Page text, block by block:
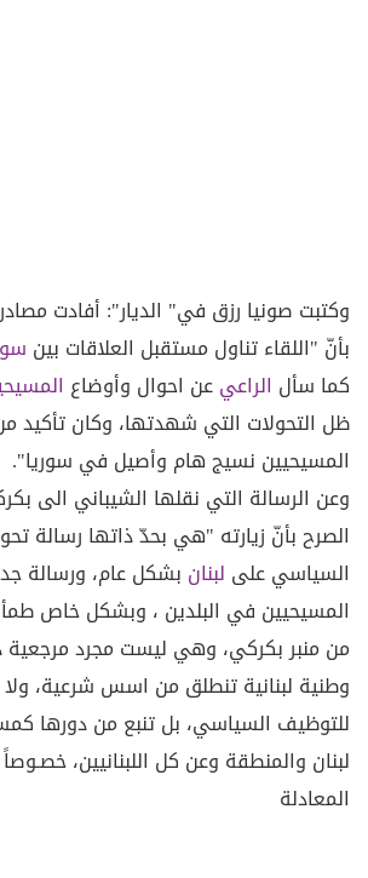
وكتبت صونيا رزق في" الديار": أفادت
بأنّ "اللقاء تناول مستقبل العلاقات بين
كما سأل الراعيعن احوال وأوضاع
ظل التحولات التي شهدتها، وكان تأكيد من
المسيحيين نسيج هام وأصيل في سوريا".
وعن الرسالة التي نقلها الشيباني الى
الصرح بأنّ زيارته "هي بحدّ ذاتها رسالة
السياسي على لبنان بشكل عام، ورسالة
المسيحيين في البلدين ، وبشكل خاص
من منبر بكركي، وهي ليست مجرد مرجعية
وطنية لبنانية تنطلق من اسس شرعية،
للتوظيف السياسي، بل تنبع من دورها
لبنان والمنطقة وعن كل اللبنانيين،
المعادلة